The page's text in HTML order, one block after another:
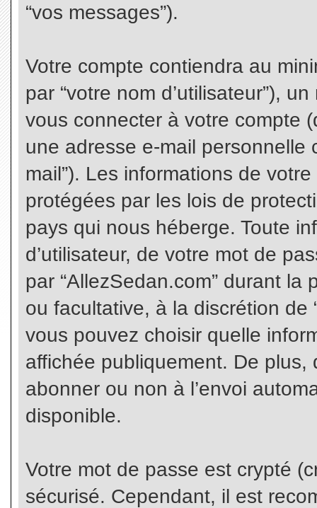
“vos messages”).
Votre compte contiendra au
par “votre nom d’utilisateur”),
vous connecter à votre compte
une adresse e-mail personnelle
mail”). Les informations de
protégées par les lois de
pays qui nous héberge. Toute
d’utilisateur, de votre mot de
par “AllezSedan.com” durant la
ou facultative, à la discrétion de
vous pouvez choisir quelle
affichée publiquement. De plus,
abonner ou non à l’envoi
disponible.
Votre mot de passe est crypté
sécurisé. Cependant, il est